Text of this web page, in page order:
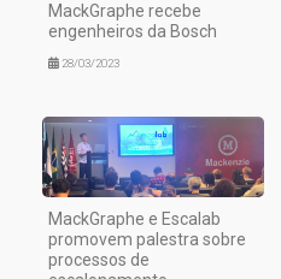
MackGraphe recebe
engenheiros da Bosch
28/03/2023
MackGraphe e Escalab
promovem palestra sobre
processos de